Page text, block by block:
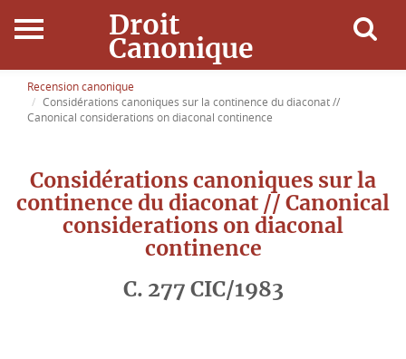
Droit
Canonique
Accueil
Ressources
Actualités
Recension canonique
Considérations canoniques sur la continence du diaconat //
Canonical considerations on diaconal continence
Considérations canoniques sur la
continence du diaconat // Canonical
considerations on diaconal
continence
C. 277 CIC/1983